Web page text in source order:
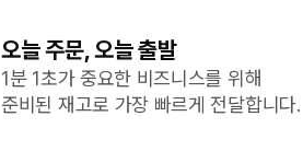
오늘 주문, 오늘 출발
1분 1초가 중요한 비즈니스를 위해
준비된 재고로 가장 빠르게 전달합니다.